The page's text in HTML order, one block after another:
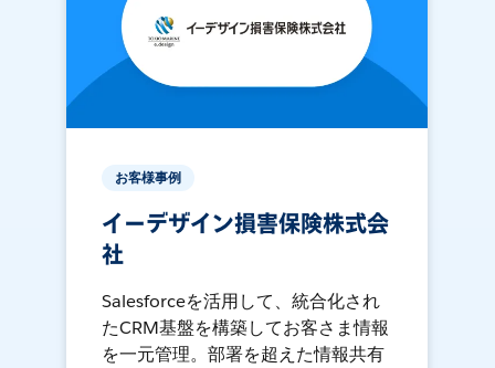
お客様事例
イーデザイン損害保険株式会
社
Salesforceを活用して、統合化され
たCRM基盤を構築してお客さま情報
を一元管理。部署を超えた情報共有